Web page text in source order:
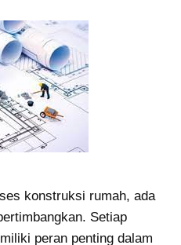
konstruksi rumah, ada
Setiap
peran penting dalam